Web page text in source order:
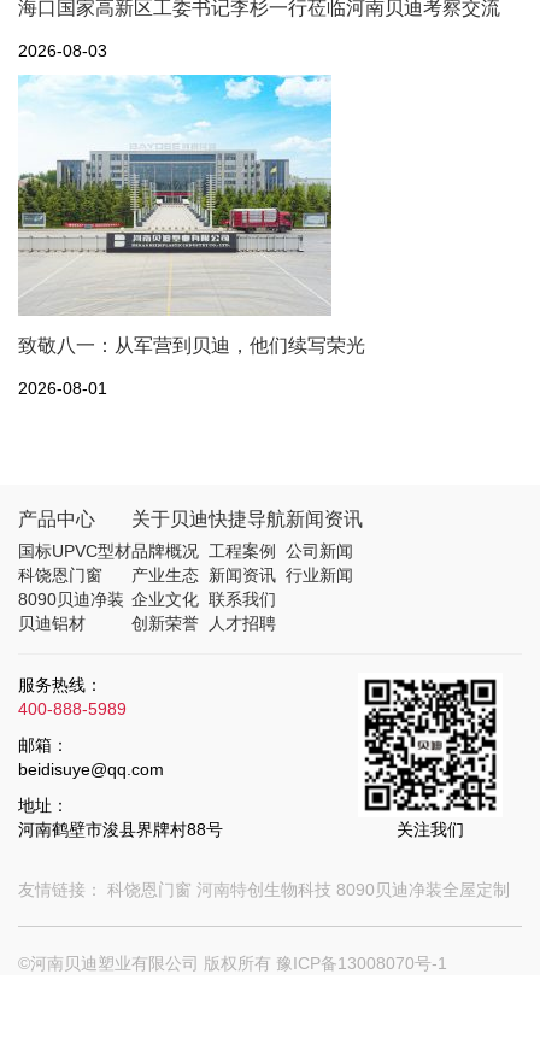
海口国家高新区工委书记李杉一行莅临河南贝迪考察交流
2026-08-03
致敬八一：从军营到贝迪，他们续写荣光
2026-08-01
产品中心
国标UPVC型材
科饶恩门窗
8090贝迪净装
贝迪铝材
关于贝迪
品牌概况
产业生态
企业文化
创新荣誉
快捷导航
工程案例
新闻资讯
联系我们
人才招聘
新闻资讯
公司新闻
行业新闻
服务热线：
400-888-5989
邮箱：
beidisuye@qq.com
地址：
河南鹤壁市浚县界牌村88号
关注我们
友情链接： 科饶恩门窗 河南特创生物科技 8090贝迪净装全屋定制
©河南贝迪塑业有限公司 版权所有 豫ICP备13008070号-1